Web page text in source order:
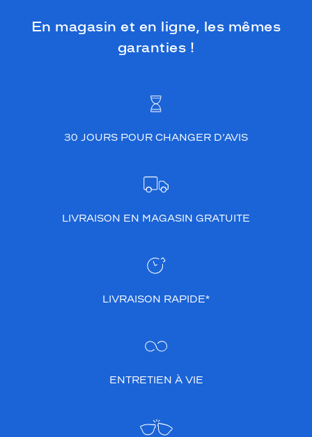
En magasin et en ligne, les mêmes
garanties !
30 JOURS POUR CHANGER D’AVIS
LIVRAISON EN MAGASIN GRATUITE
LIVRAISON RAPIDE*
ENTRETIEN À VIE